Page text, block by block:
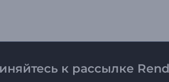
к рассылке